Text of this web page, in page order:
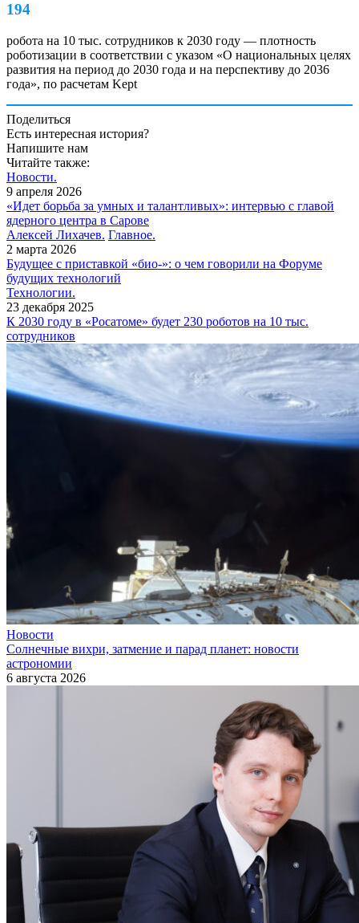
194
робота на 10 тыс. сотрудников к 2030 году — ​плотность
роботизации в соответствии с указом «О национальных целях
развития на период до 2030 года и на перспективу до 2036
года», по расчетам Kept
Поделиться
Есть интересная история?
Напишите нам
Читайте также:
Новости.
9 апреля 2026
«Идет борьба за умных и талантливых»: интервью с главой
ядерного центра в Сарове
Алексей Лихачев. Главное.
2 марта 2026
Будущее с приставкой «био-»: о чем говорили на Форуме
будущих технологий
Технологии.
23 декабря 2025
К 2030 году в «Росатоме» будет 230 роботов на 10 тыс.
сотрудников
Новости
Солнечные вихри, затмение и парад планет: новости
астрономии
6 августа 2026